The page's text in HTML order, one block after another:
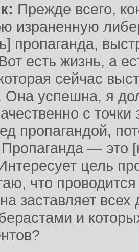
Прежде всего,
израненную
пропаганда,
есть жизнь, а
сейчас
Она успешна, я
с
пропагандой,
Пропаганда — это
цель
что
заставляет
и